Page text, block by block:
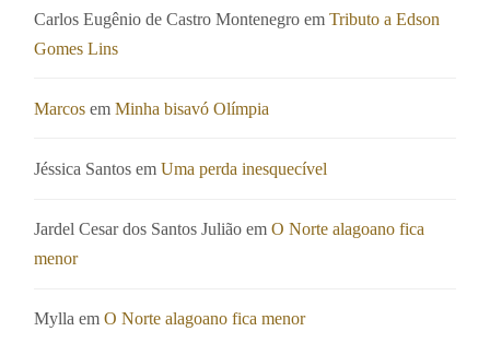
Carlos Eugênio de Castro Montenegro emTributo a Edson
Gomes Lins
Marcos emMinha bisavó Olímpia
Jéssica Santos emUma perda inesquecível
Jardel Cesar dos Santos Julião emO Norte alagoano fica
menor
Mylla emO Norte alagoano fica menor